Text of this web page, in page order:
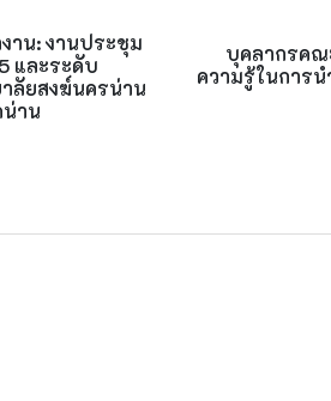
าน: งานประชุม
และระดับ
ลัยสงฆ์นครน่าน
น่าน
บุคลากรคณ
ความรู้ในการ